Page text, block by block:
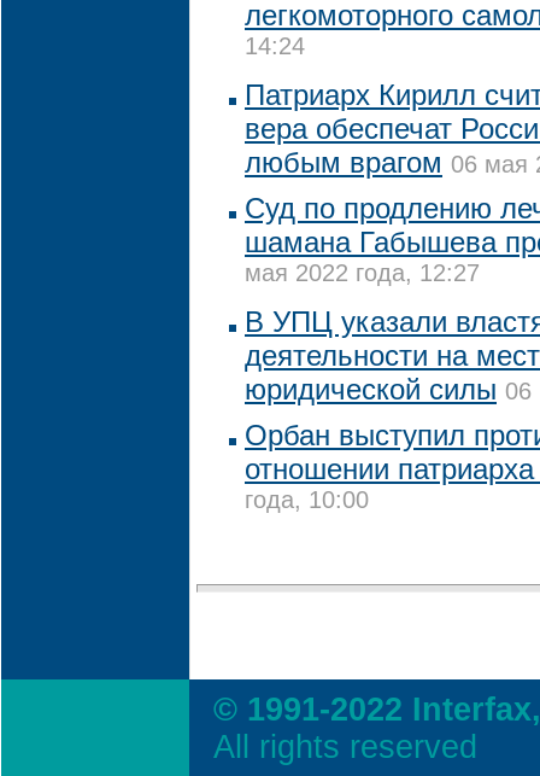
легкомоторного
14:24
Патриарх Кирилл
вера обеспечат
любым врагом 06 мая
Суд по продлению
шамана Габышева
мая 2022 года, 12:27
В УПЦ указали
деятельности на
юридической силы 06
Орбан выступил
отношении
года, 10:00
© 1991-2022
All rights reserved